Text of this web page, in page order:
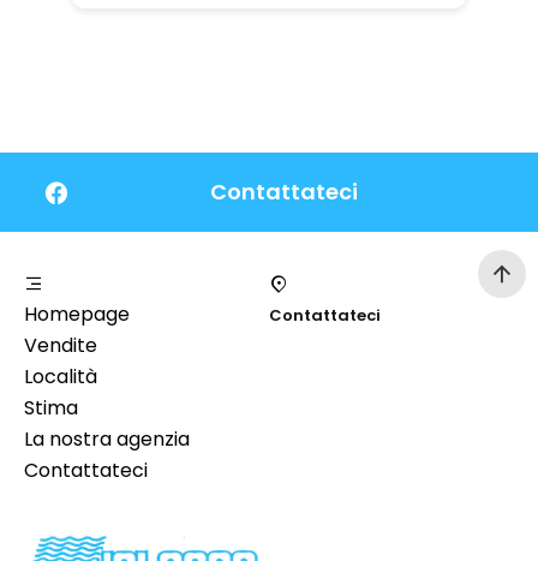
Contattateci
Homepage
Vendite
Località
Stima
La nostra agenzia
Contattateci
Contattateci